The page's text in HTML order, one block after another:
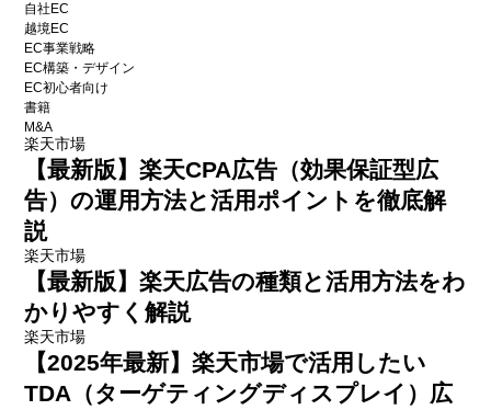
自社EC
越境EC
EC事業戦略
EC構築・デザイン
EC初心者向け
書籍
M&A
楽天市場
【最新版】楽天CPA広告（効果保証型広
告）の運用方法と活用ポイントを徹底解
説
楽天市場
【最新版】楽天広告の種類と活用方法をわ
かりやすく解説
楽天市場
【2025年最新】楽天市場で活用したい
TDA（ターゲティングディスプレイ）広